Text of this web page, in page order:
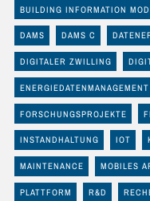
BUILDING INFORMATION
DAMS DAMS C
DIGITALER ZWILLING
ENERGIEDATENMANAGEMENT
FORSCHUNGSPROJEKTE
INSTANDHALTUNG IOT
MAINTENANCE MOBILES
PLATTFORM R&D